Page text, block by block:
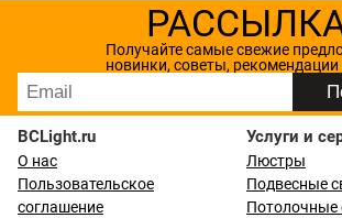
Получайте самые свежие
новинки, советы, рекомендации
BCLight.ru
О нас
Пользовательское
соглашение
Услуги и
Люстры
Подвесные
Потолочные